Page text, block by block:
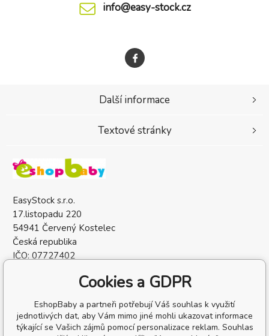
info@easy-stock.cz
EasyStock s.r.o.
17.listopadu 220
54941 Červený Kostelec
Česká republika
IČO: 07727402
Další informace
Textové stránky
Cookies a GDPR
EshopBaby a partneři potřebují Váš souhlas k využití
jednotlivých dat, aby Vám mimo jiné mohli ukazovat informace
týkající se Vašich zájmů pomocí personalizace reklam. Souhlas